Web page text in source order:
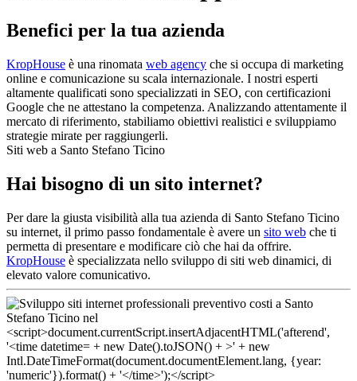
Benefici per la tua azienda
KropHouse è una rinomata web agency che si occupa di marketing
online e comunicazione su scala internazionale. I nostri esperti
altamente qualificati sono specializzati in SEO, con certificazioni
Google che ne attestano la competenza. Analizzando attentamente il
mercato di riferimento, stabiliamo obiettivi realistici e sviluppiamo
strategie mirate per raggiungerli.
Siti web a Santo Stefano Ticino
Hai bisogno di un sito internet?
Per dare la giusta visibilità alla tua azienda di Santo Stefano Ticino
su internet, il primo passo fondamentale è avere un sito web che ti
permetta di presentare e modificare ciò che hai da offrire.
KropHouse è specializzata nello sviluppo di siti web dinamici, di
elevato valore comunicativo.